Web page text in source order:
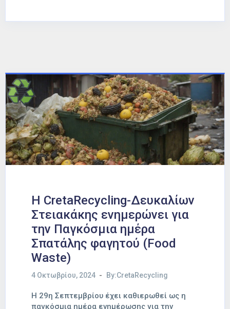
Η CretaRecycling-Δευκαλίων
Στειακάκης ενημερώνει για
την Παγκόσμια ημέρα
Σπατάλης φαγητού (Food
Waste)
4 Οκτωβρίου, 2024 By:CretaRecycling
Η 29η Σεπτεμβρίου έχει καθιερωθεί ως η
παγκόσμια ημέρα ενημέρωσης για την